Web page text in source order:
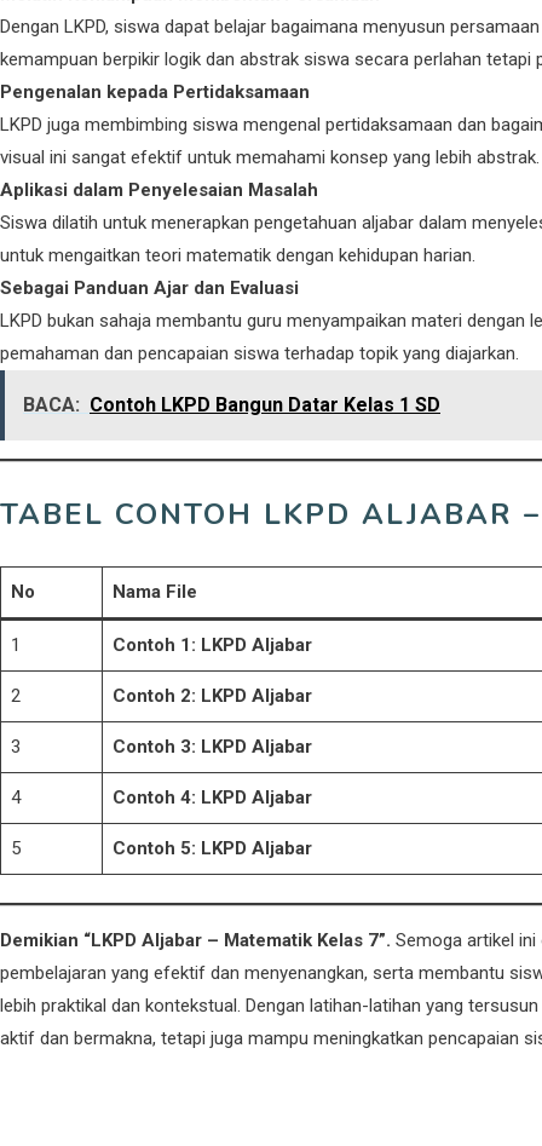
Dengan LKPD, siswa dapat belajar bagaimana menyusun
kemampuan berpikir logik dan abstrak siswa secara perlahan tetapi
Pengenalan kepada Pertidaksamaan
LKPD juga membimbing siswa mengenal pertidaksamaan dan
visual ini sangat efektif untuk memahami konsep yang lebih abstrak.
Aplikasi dalam Penyelesaian Masalah
Siswa dilatih untuk menerapkan pengetahuan aljabar dalam
untuk mengaitkan teori matematik dengan kehidupan harian.
Sebagai Panduan Ajar dan Evaluasi
LKPD bukan sahaja membantu guru menyampaikan materi
pemahaman dan pencapaian siswa terhadap topik yang diajarkan.
BACA: Contoh LKPD Bangun Datar Kelas 1 SD
TABEL CONTOH LKPD ALJABAR
No Nama File
1 Contoh 1: LKPD Aljabar
2 Contoh 2: LKPD Aljabar
3 Contoh 3: LKPD Aljabar
4 Contoh 4: LKPD Aljabar
5 Contoh 5: LKPD Aljabar
Demikian “LKPD Aljabar – Matematik Kelas 7”. Semoga artikel
pembelajaran yang efektif dan menyenangkan, serta membantu
lebih praktikal dan kontekstual. Dengan latihan-latihan yang
aktif dan bermakna, tetapi juga mampu meningkatkan pencapaian